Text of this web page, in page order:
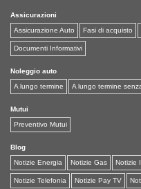
Assicurazioni
Assicurazione Auto
Fasi di acquisto
Documenti Informativi
Noleggio auto
A lungo termine
A lungo termine
Mutui
Preventivo Mutui
Blog
Notizie Energia
Notizie Gas Notizie
Notizie Telefonia Notizie Pay TV